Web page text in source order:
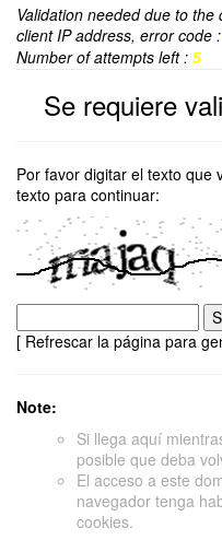
Validation needed due to
client IP address, error code :
Number of attempts left : 5
Se requiere
Por favor digitar el texto que
texto para continuar:
[ Refrescar la página para
Note:
Si llega aquí
posible que deba
El acceso a este
navegador tenga
cookies.